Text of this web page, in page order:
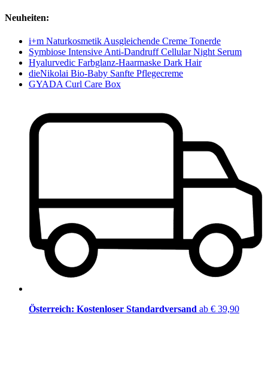
Neuheiten:
i+m Naturkosmetik Ausgleichende Creme Tonerde
Symbiose Intensive Anti-Dandruff Cellular Night Serum
Hyalurvedic Farbglanz-Haarmaske Dark Hair
dieNikolai Bio-Baby Sanfte Pflegecreme
GYADA Curl Care Box
Österreich: Kostenloser Standardversand ab € 39,90